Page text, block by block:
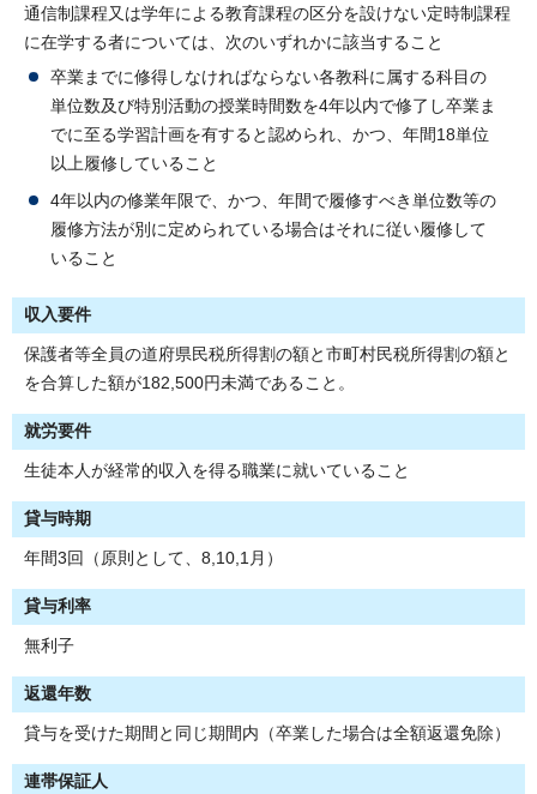
通信制課程又は学年による教育課程の区分を設けない定時制課程
に在学する者については、次のいずれかに該当すること
卒業までに修得しなければならない各教科に属する科目の
単位数及び特別活動の授業時間数を4年以内で修了し卒業ま
でに至る学習計画を有すると認められ、かつ、年間18単位
以上履修していること
4年以内の修業年限で、かつ、年間で履修すべき単位数等の
履修方法が別に定められている場合はそれに従い履修して
いること
収入要件
保護者等全員の道府県民税所得割の額と市町村民税所得割の額と
を合算した額が182,500円未満であること。
就労要件
生徒本人が経常的収入を得る職業に就いていること
貸与時期
年間3回（原則として、8,10,1月）
貸与利率
無利子
返還年数
貸与を受けた期間と同じ期間内（卒業した場合は全額返還免除）
連帯保証人